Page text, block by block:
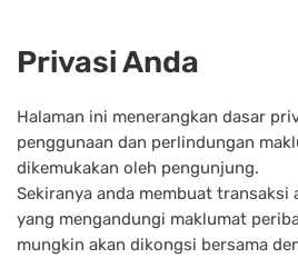
Privasi Anda
Halaman ini menerangkan dasar
penggunaan dan perlindungan
dikemukakan oleh pengunjung.
Sekiranya anda membuat transaksi
yang mengandungi maklumat
mungkin akan dikongsi bersama